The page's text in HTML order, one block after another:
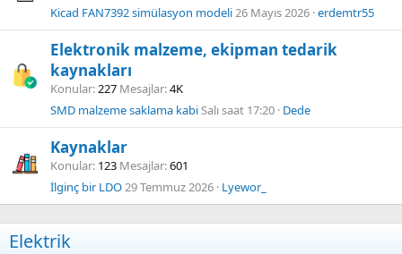
Kicad FAN7392 simülasyon modeli26 Mayıs 2026 erdemtr55
Elektronik malzeme, ekipman tedarik
kaynakları
Konular 227 Mesajlar 4K
SMD malzeme saklama kabiSalı saat 17:20 Dede
Kaynaklar
Konular 123 Mesajlar 601
İlginç bir LDO29 Temmuz 2026 Lyewor_
Elektrik